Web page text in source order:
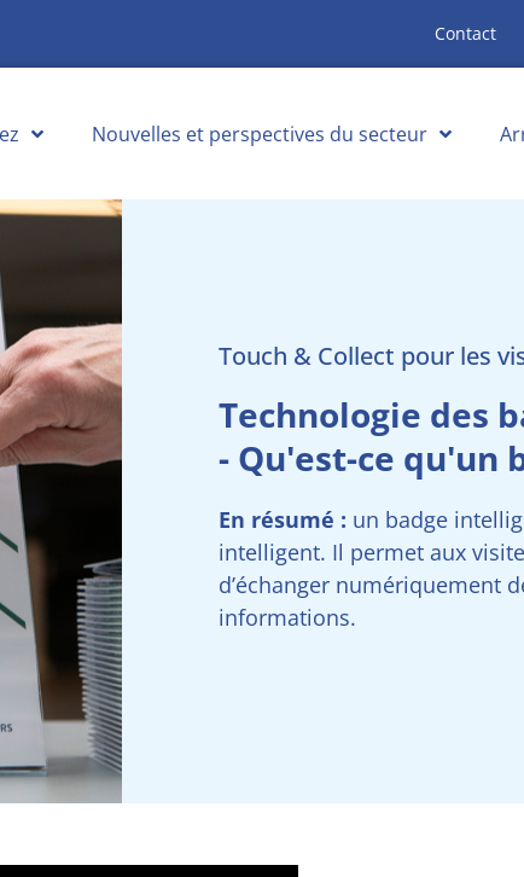
Contact
Nouvelles et perspectives du secteur
Touch & Collect pour les
Technologie des
- Qu'est-ce qu'un
En résumé : un badge
intelligent. Il permet aux
d’échanger numériquement
informations.